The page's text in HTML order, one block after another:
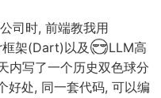
司时, 前端教我用
架(Dart)以及
LLM高
写了一个历史双色球分
处, 同一套代码, 可以编